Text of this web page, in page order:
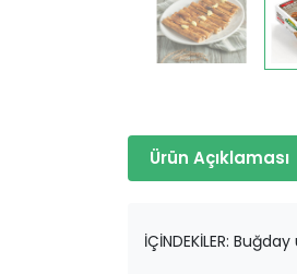
Ürün Açıklaması
İÇİNDEKİLER: